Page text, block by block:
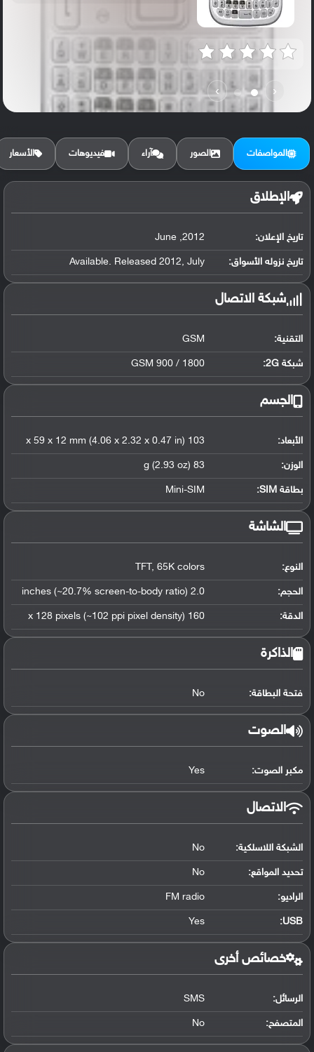
‹
›
المواصفات الصور آراء فيديوهات الأسعار
الإطلاق
تاريخ الإعلان: 2012, June
تاريخ نزوله الأسواق: Available. Released 2012, July
شبكة الاتصال
التقنية: GSM
شبكة 2G: GSM 900 / 1800
الجسم
الأبعاد: 103 x 59 x 12 mm (4.06 x 2.32 x 0.47 in)
الوزن: 83 g (2.93 oz)
بطاقة SIM: Mini-SIM
الشاشة
النوع: TFT, 65K colors
الحجم: 2.0 inches (~20.7% screen-to-body ratio)
الدقة: 160 x 128 pixels (~102 ppi pixel density)
الذاكرة
فتحة البطاقة: No
الصوت
مكبر الصوت: Yes
الاتصال
الشبكة اللاسلكية: No
تحديد المواقع:
No
الراديو: FM radio
USB
:
Yes
خصائص أخرى
الرسائل: SMS
المتصفح: No